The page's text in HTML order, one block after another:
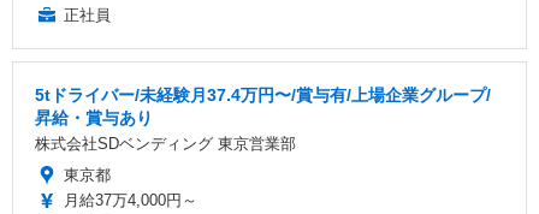
正社員
5tドライバー/未経験月37.4万円〜/賞与有/上場企業グループ/
昇給・賞与あり
株式会社SDベンディング 東京営業部
東京都
月給37万4,000円～